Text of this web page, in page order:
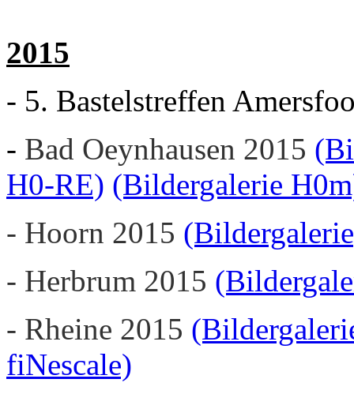
2015
- 5. Bastelstreffen
- Bad Oeynhausen 2015
H0-RE) (Bildergalerie
- Hoorn 2015
- Herbrum 2015
- Rheine 2015
fiNescale)